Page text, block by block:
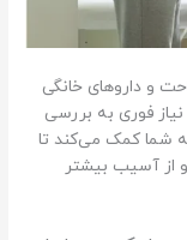
و داروهای خانگی
فوری به بررسی
شما کمک می‌کند تا
از آسیب بیشتر